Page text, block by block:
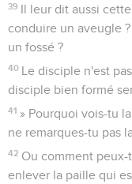
39 Il leur dit aussi
conduire un aveugle
un fossé ?
40 Le disciple n'est
disciple bien formé
41 » Pourquoi vois-tu
ne remarques-tu pas
42 Ou comment peux-
enlever la paille qui